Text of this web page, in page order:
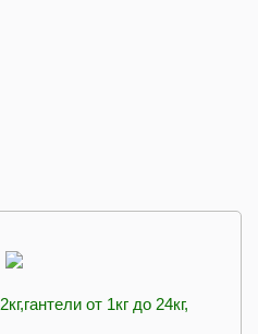
от 1кг до 24кг,